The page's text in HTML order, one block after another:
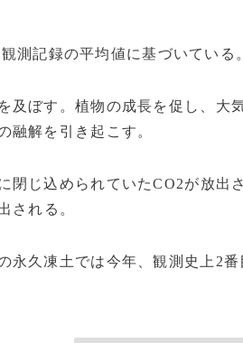
測記録の平均値に基づいている。
及ぼす。植物の成長を促し、大
融解を引き起こす。
閉じ込められていたCO2が放出
される。
永久凍土では今年、観測史上2